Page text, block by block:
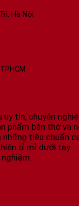
Hà Nội
tín, chuyên
phẩm bàn thờ và
tiêu chuẩn
tỉ mỉ dưới tay